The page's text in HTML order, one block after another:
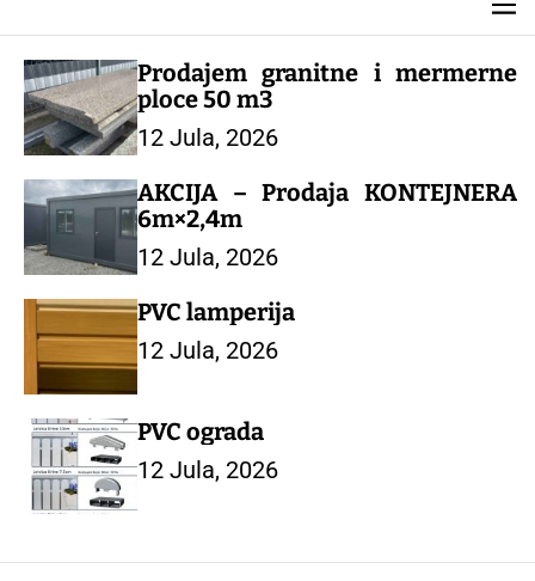
M
e
n
Prodajem granitne i mermerne
ploce 50 m3
12 Jula, 2026
AKCIJA – Prodaja KONTEJNERA
6m×2,4m
12 Jula, 2026
PVC lamperija
12 Jula, 2026
PVC ograda
12 Jula, 2026